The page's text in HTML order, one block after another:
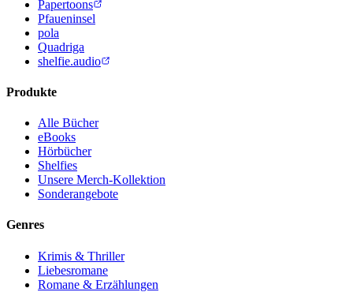
Papertoons
Pfaueninsel
pola
Quadriga
shelfie.audio
Produkte
Alle Bücher
eBooks
Hörbücher
Shelfies
Unsere Merch-Kollektion
Sonderangebote
Genres
Krimis & Thriller
Liebesromane
Romane & Erzählungen